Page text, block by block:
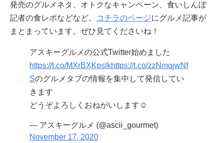
発売のグルメネタ、オトクなキャンペーン、食いしんぼ
記者の食レポなどなど。
コチラのページにグルメ記事が
まとまっています。ぜひ見てくださいね！
アスキーグルメの公式Twitter始めました
https://t.co/MXrBXKpslkhttps://t.co/zzNmqjwNf
Sのグルメタブの情報を集中して発信してい
きます
どうぞよろしくおねがいします☺️
— アスキーグルメ (@ascii_gourmet)
November 17, 2020